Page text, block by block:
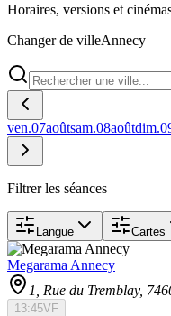
Horaires, versions et
Changer de villeAnnecy
ven.07aoûtsam.08aoûtdim.
Filtrer les séances
Langue Cartes
Megarama Annecy
1, Rue du Tremblay,
13:45VF